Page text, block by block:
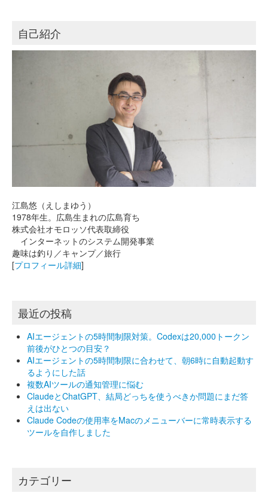
自己紹介
江島悠（えしまゆう）
1978年生。広島生まれの広島育ち
株式会社オモロッソ代表取締役
インターネットのシステム開発事業
趣味は釣り／キャンプ／旅行
[プロフィール詳細]
最近の投稿
AIエージェントの5時間制限対策。Codexは20,000トークン
前後がひとつの目安？
AIエージェントの5時間制限に合わせて、朝6時に自動起動す
るようにした話
複数AIツールの通知管理に悩む
ClaudeとChatGPT、結局どっちを使うべきか問題にまだ答
えは出ない
Claude Codeの使用率をMacのメニューバーに常時表示する
ツールを自作しました
カテゴリー